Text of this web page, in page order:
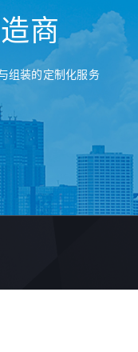
商
装的定制化服务